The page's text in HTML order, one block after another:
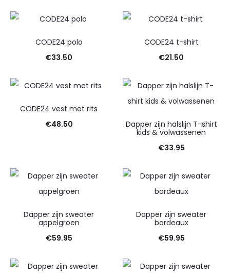
CODE24 polo
€33.50
CODE24 t-shirt
€21.50
CODE24 vest met rits
€48.50
Dapper zijn halslijn T-shirt
kids & volwassenen
€33.95
Dapper zijn sweater
appelgroen
€59.95
Dapper zijn sweater
bordeaux
€59.95